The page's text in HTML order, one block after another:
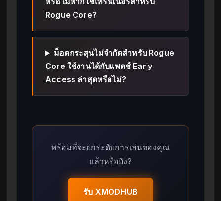
Rogue Core?
ม็อดกระสุนไม่จำกัดสำหรับ Rogue
Core ใช้งานได้กับแพตช์ Early
Access ล่าสุดหรือไม่?
พร้อมที่จะยกระดับการเล่นของคุณ
แล้วหรือยัง?
รับ XMODHUB